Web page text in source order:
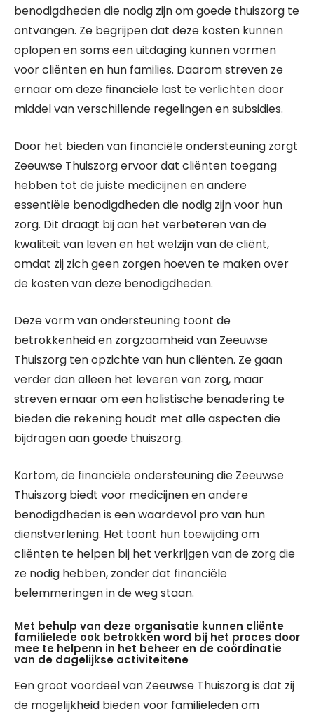
benodigdheden die nodig zijn om goede thuiszorg te
ontvangen. Ze begrijpen dat deze kosten kunnen
oplopen en soms een uitdaging kunnen vormen
voor cliënten en hun families. Daarom streven ze
ernaar om deze financiële last te verlichten door
middel van verschillende regelingen en subsidies.
Door het bieden van financiële ondersteuning zorgt
Zeeuwse Thuiszorg ervoor dat cliënten toegang
hebben tot de juiste medicijnen en andere
essentiële benodigdheden die nodig zijn voor hun
zorg. Dit draagt bij aan het verbeteren van de
kwaliteit van leven en het welzijn van de cliënt,
omdat zij zich geen zorgen hoeven te maken over
de kosten van deze benodigdheden.
Deze vorm van ondersteuning toont de
betrokkenheid en zorgzaamheid van Zeeuwse
Thuiszorg ten opzichte van hun cliënten. Ze gaan
verder dan alleen het leveren van zorg, maar
streven ernaar om een holistische benadering te
bieden die rekening houdt met alle aspecten die
bijdragen aan goede thuiszorg.
Kortom, de financiële ondersteuning die Zeeuwse
Thuiszorg biedt voor medicijnen en andere
benodigdheden is een waardevol pro van hun
dienstverlening. Het toont hun toewijding om
cliënten te helpen bij het verkrijgen van de zorg die
ze nodig hebben, zonder dat financiële
belemmeringen in de weg staan.
Met behulp van deze organisatie kunnen cliënte
familielede ook betrokken word bij het proces door
mee te helpenn in het beheer en de coördinatie
van de dagelijkse activiteitene
Een groot voordeel van Zeeuwse Thuiszorg is dat zij
de mogelijkheid bieden voor familieleden om